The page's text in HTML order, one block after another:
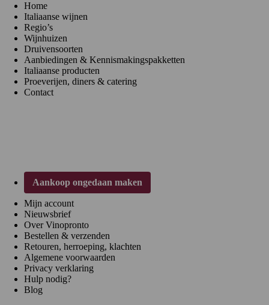
Home
Italiaanse wijnen
Regio’s
Wijnhuizen
Druivensoorten
Aanbiedingen & Kennismakingspakketten
Italiaanse producten
Proeverijen, diners & catering
Contact
Aankoop ongedaan maken
Mijn account
Nieuwsbrief
Over Vinopronto
Bestellen & verzenden
Retouren, herroeping, klachten
Algemene voorwaarden
Privacy verklaring
Hulp nodig?
Blog